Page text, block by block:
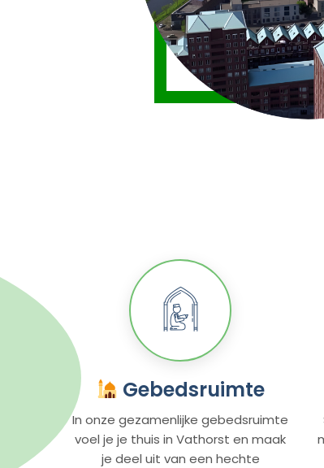
Gebedsruimte
In onze gezamenlijke gebedsruimte
voel je je thuis in Vathorst en maak
je deel uit van een hechte